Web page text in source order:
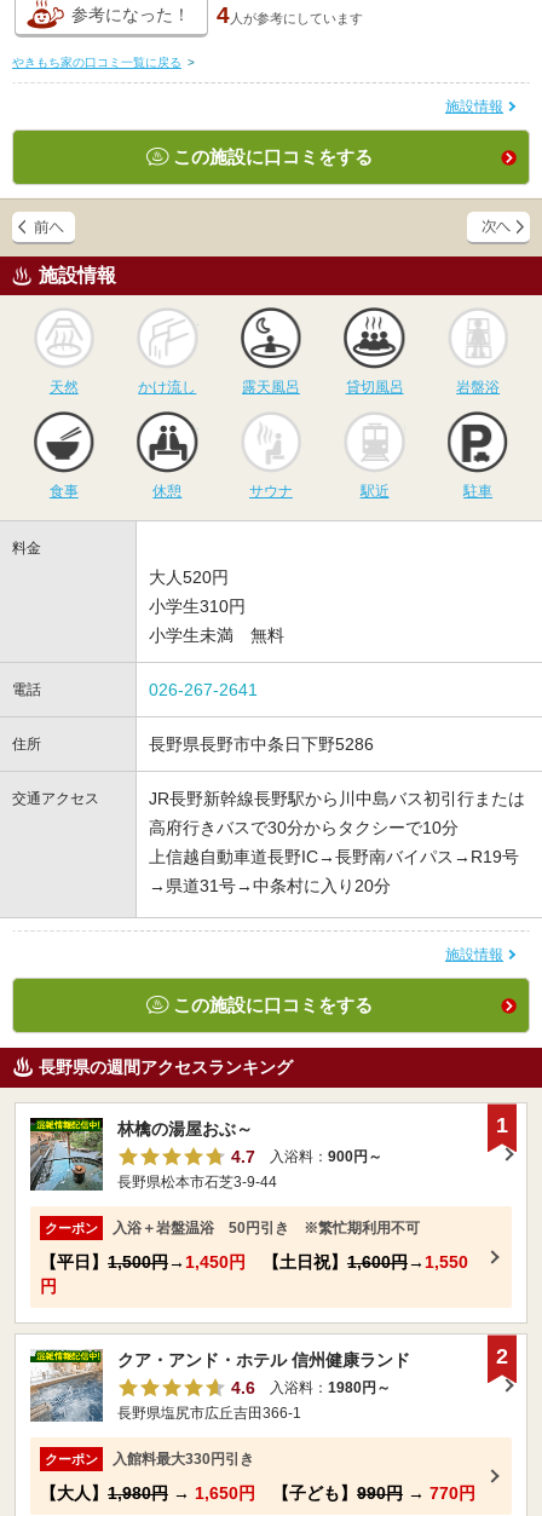
参考になった！ 4人が参考にしています
やきもち家の口コミ一覧に戻る >
施設情報
この施設に口コミをする
施設情報
天然
かけ流し
かけ流し
露天風呂
露天風呂
貸切風呂
貸切風呂 岩盤浴
食事 休憩
サウナ
サウナ 駅近 駐車
料金
大人520円
小学生310円
小学生未満 無料
電話 026-267-2641
住所 長野県長野市中条日下野5286
交通アクセス
JR長野新幹線長野駅から川中島バス初引行または
高府行きバスで30分からタクシーで10分
上信越自動車道長野IC→長野南バイパス→R19号
→県道31号→中条村に入り20分
施設情報
この施設に口コミをする
長野県の週間アクセスランキング
林檎の湯屋おぶ～
4.7
入浴料： 900円～
長野県松本市石芝3-9-44
クーポン 入浴＋岩盤温浴 50円引き ※繁忙期利用不可
【平日】 1,500円→ 1,450円 【土日祝】 1,600円→ 1,550
円
1
クア・アンド・ホテル 信州健康ランド
4.6
入浴料： 1980円～
長野県塩尻市広丘吉田366-1
クーポン 入館料最大330円引き
【大人】 1,980円 → 1,650円 【子ども】 990円 → 770円
2